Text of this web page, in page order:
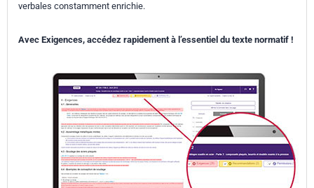
verbales constamment enrichie.
Avec Exigences, accédez rapidement à l’essentiel du texte normatif !